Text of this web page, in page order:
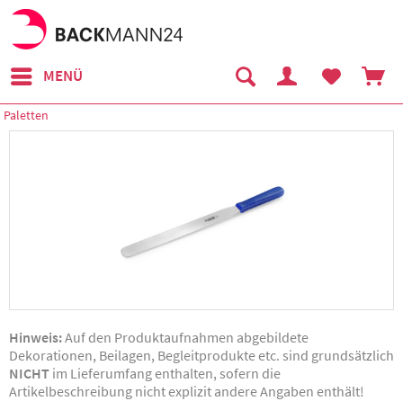
MENÜ
Paletten
Hinweis:Auf den Produktaufnahmen abgebildete
Dekorationen, Beilagen, Begleitprodukte etc. sind grundsätzlich
NICHT im Lieferumfang enthalten, sofern die
Artikelbeschreibung nicht explizit andere Angaben enthält!